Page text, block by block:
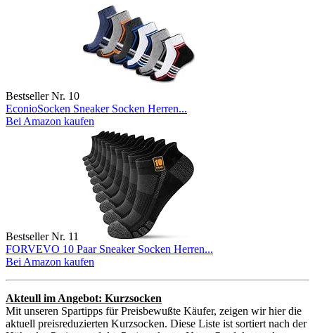
Bestseller Nr. 10
EconioSocken Sneaker Socken Herren...
Bei Amazon kaufen
Bestseller Nr. 11
FORVEVO 10 Paar Sneaker Socken Herren...
Bei Amazon kaufen
Akteull im Angebot: Kurzsocken
Mit unseren Spartipps für Preisbewußte Käufer, zeigen wir hier die
aktuell preisreduzierten Kurzsocken. Diese Liste ist sortiert nach der